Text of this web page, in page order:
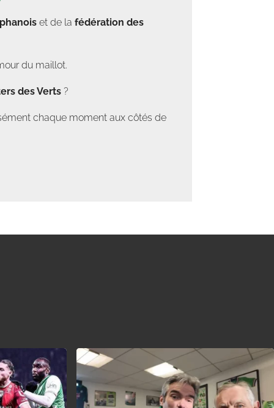
et de la fédération des
du maillot.
des Verts ?
chaque moment aux côtés de